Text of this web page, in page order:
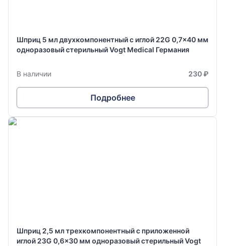
Шприц 5 мл двухкомпонентный с иглой 22G 0,7x40 мм
одноразовый стерильный Vogt Medical Германия
В наличии 230 ₽
Подробнее
Шприц 2,5 мл трехкомпонентный с приложенной
иглой 23G 0,6x30 мм одноразовый стерильный Vogt